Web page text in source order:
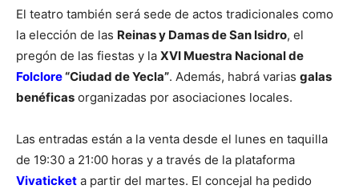
El teatro también será sede de actos tradicionales como
la elección de las Reinas y Damas de San Isidro, el
pregón de las fiestas y la XVI Muestra Nacional de
Folclore“Ciudad de Yecla”. Además, habrá varias galas
benéficas organizadas por asociaciones locales.
Las entradas están a la venta desde el lunes en taquilla
de 19:30 a 21:00 horas y a través de la plataforma
Vivaticket a partir del martes. El concejal ha pedido